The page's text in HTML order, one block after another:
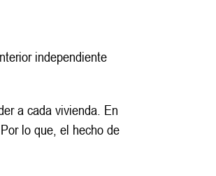
independiente
a cada vivienda. En
lo que, el hecho de